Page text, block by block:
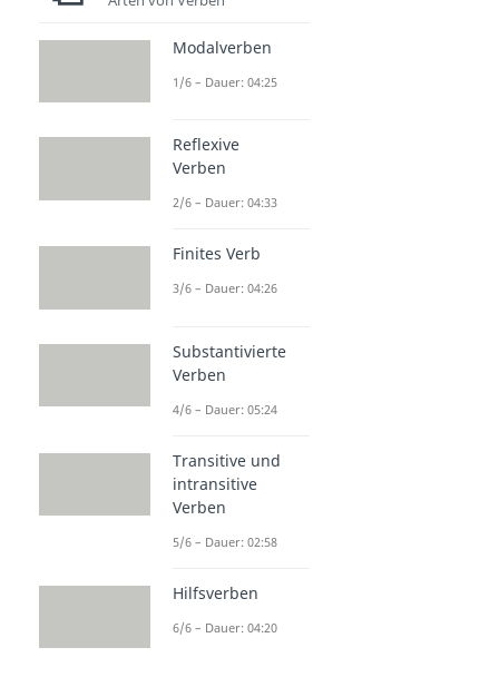
Modalverben
1/6 – Dauer: 04:25
Reflexive
Verben
2/6 – Dauer: 04:33
Finites Verb
3/6 – Dauer: 04:26
Substantivierte
Verben
4/6 – Dauer: 05:24
Transitive und
intransitive
Verben
5/6 – Dauer: 02:58
Hilfsverben
6/6 – Dauer: 04:20